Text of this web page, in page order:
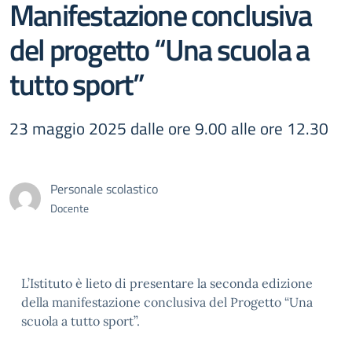
Manifestazione conclusiva
del progetto “Una scuola a
tutto sport”
23 maggio 2025 dalle ore 9.00 alle ore 12.30
Personale scolastico
Docente
L’Istituto è lieto di presentare la seconda edizione
della manifestazione conclusiva del Progetto “Una
scuola a tutto sport”.